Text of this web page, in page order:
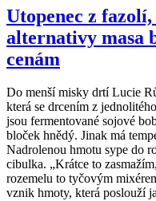
Utopenec z
alternativy masa
cenám
Do menší misky drtí Lucie
která se drcením z
jsou fermentované sojové
bloček hnědý. Jinak má
Nadrolenou hmotu sype do
cibulka. „Krátce to
rozemelu to tyčovým
vznik hmoty, která poslouží